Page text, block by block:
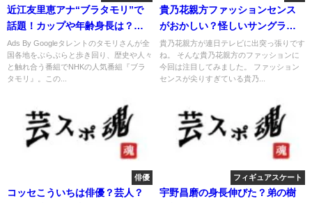
近江友里恵アナ“ブラタモリ”で
話題！カップや年齢身長は？ち
ら見せ？
Ads By Googleタレントのタモリさんが全
国各地をぶらぶらと歩き回り、歴史や人々
と触れ合う番組でNHKの人気番組『ブラ
タモリ』。この...
貴乃花親方ファッションセンス
がおかしい？怪しいサングラス
とは？
貴乃花親方が連日テレビに出突っ張りです
ね。 そんな貴乃花親方のファッションに
今回は注目してみました。 ファッション
センスが尖りすぎている貴乃...
俳優
コッセこういちは俳優？芸人？
フィギュアスケート
宇野昌磨の身長伸びた？弟の樹